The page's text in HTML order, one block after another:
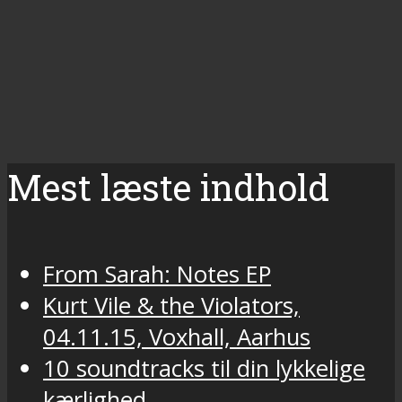
Mest læste indhold
From Sarah: Notes EP
Kurt Vile & the Violators,
04.11.15, Voxhall, Aarhus
10 soundtracks til din lykkelige